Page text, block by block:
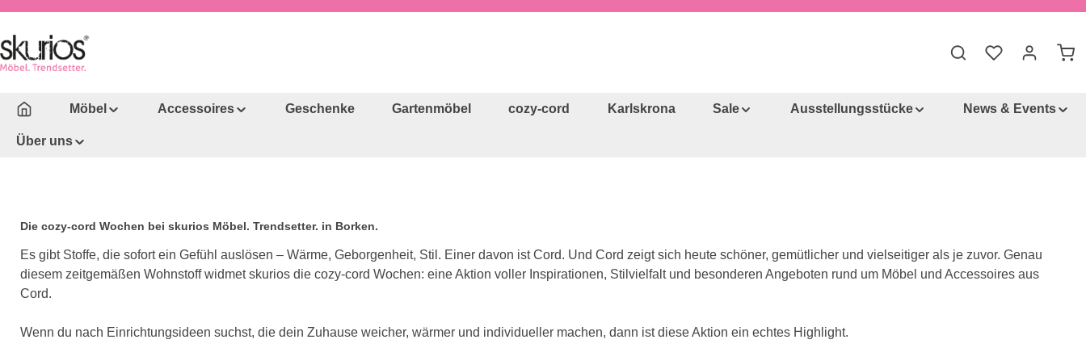
Du hast 0
Möbel Accessoires Geschenke Gartenmöbel cozy-cord Karlskrona Sale Ausstellungsstücke News & Events
Über uns
Die cozy-cord Wochen bei skurios Möbel. Trendsetter. in Borken.
Es gibt Stoffe, die sofort ein Gefühl auslösen – Wärme, Geborgenheit, Stil. Einer davon ist Cord. Und Cord zeigt sich heute schöner, gemütlicher und vielseitiger als je zuvor. Genau
diesem zeitgemäßen Wohnstoff widmet skurios die cozy-cord Wochen: eine Aktion voller Inspirationen, Stilvielfalt und besonderen Angeboten rund um Möbel und Accessoires aus
Cord.
Wenn du nach Einrichtungsideen suchst, die dein Zuhause weicher, wärmer und individueller machen, dann ist diese Aktion ein echtes Highlight.